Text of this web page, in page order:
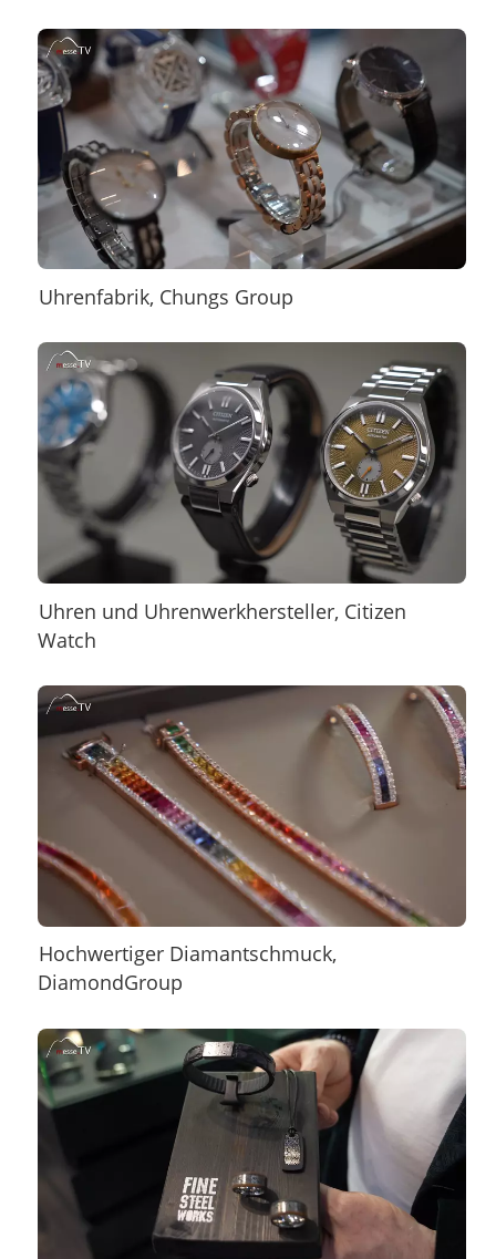
Uhrenfabrik, Chungs Group
Uhren und Uhrenwerkhersteller, Citizen
Watch
Hochwertiger Diamantschmuck,
DiamondGroup